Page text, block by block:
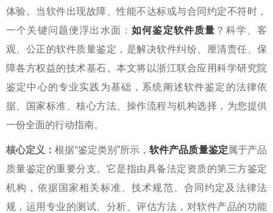
体验。当软件出现故障、性能不达标或与合同约定不符时，
一个关键问题便浮出水面： 如何鉴定软件质量 ？科学、客
观、公正的软件质量鉴定 ，是解决软件纠纷、厘清责任、保
障各方权益的技术基石。本文将以浙江联合应用科学研究院
鉴定中心的专业实践为基础，系统阐述软件鉴定 的法律依
据、国家标准、核心方法、操作流程与机构选择，为您提供
一份全面的行动指南。
核心定义：根据“鉴定类别”所示，软件产品质量鉴定属于产品
质量鉴定的重要分支。它是指由具备法定资质的第三方鉴定
机构，依据国家相关标准、技术规范、合同约定及法律法
规，运用专业的测试、分析、评估方法，对软件产品的功能